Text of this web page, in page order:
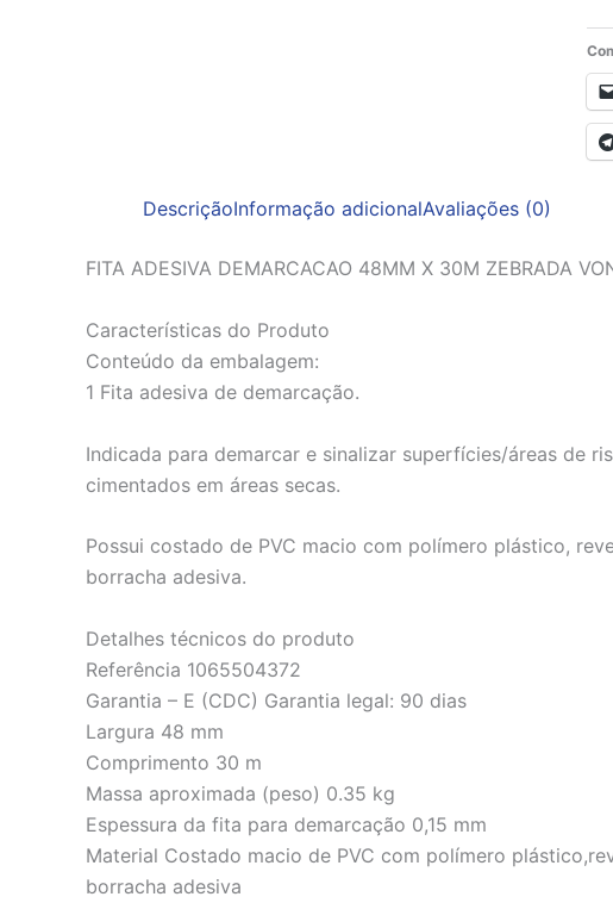
DescriçãoInformação adicionalAvaliações (0)
FITA ADESIVA DEMARCACAO 48MM X 30M ZEBRADA
Características do Produto
Conteúdo da embalagem:
1 Fita adesiva de demarcação.
Indicada para demarcar e sinalizar superfícies/áreas de
cimentados em áreas secas.
Possui costado de PVC macio com polímero plástico,
borracha adesiva.
Detalhes técnicos do produto
Referência 1065504372
Garantia – E (CDC) Garantia legal: 90 dias
Largura 48 mm
Comprimento 30 m
Massa aproximada (peso) 0.35 kg
Espessura da fita para demarcação 0,15 mm
Material Costado macio de PVC com polímero
borracha adesiva